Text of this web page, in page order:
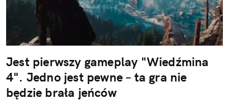
Jest pierwszy gameplay "Wiedźmina
4". Jedno jest pewne – ta gra nie
będzie brała jeńców